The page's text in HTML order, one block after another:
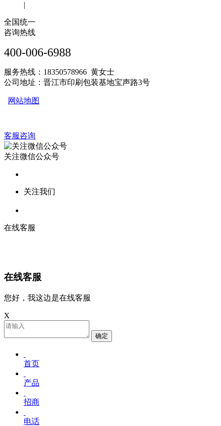
|
全国统一
咨询热线
400-006-6988
服务热线：18350578966 黄女士
公司地址：晋江市印刷包装基地宝声路3号
网站地图
客服咨询
关注微信公众号
关注我们
在线客服
在线客服
您好，我这边是在线客服
X
确定
首页
产品
招商
电话